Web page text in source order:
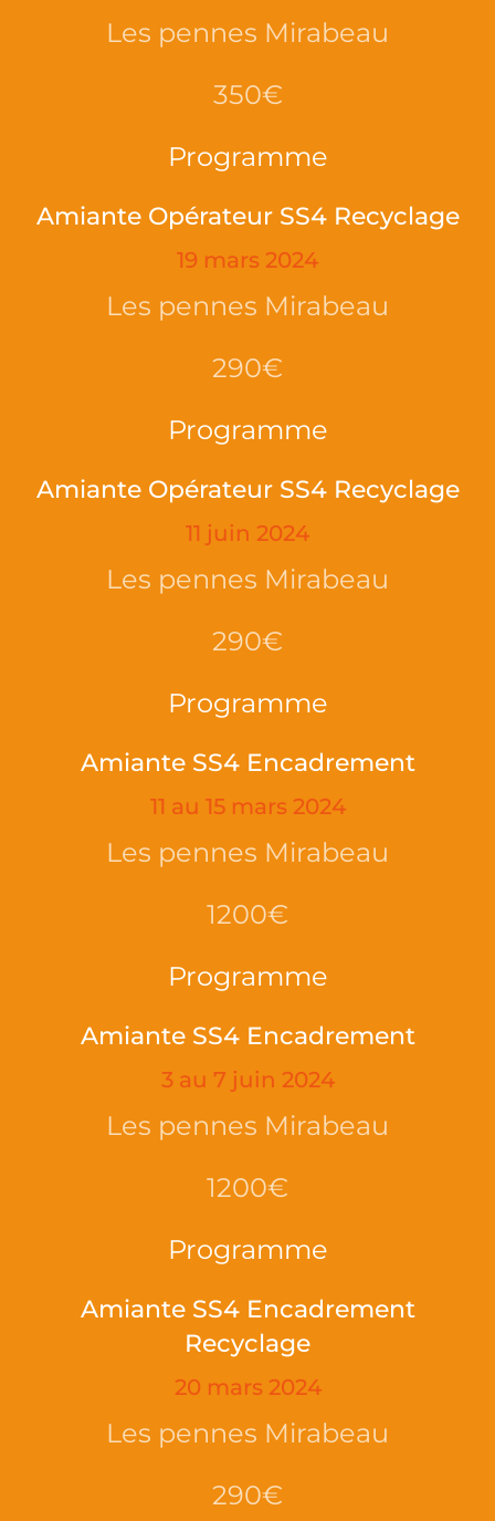
Les pennes Mirabeau
350€
Programme
Amiante Opérateur SS4 Recyclage
19 mars 2024
Les pennes Mirabeau
290€
Programme
Amiante Opérateur SS4 Recyclage
11 juin 2024
Les pennes Mirabeau
290€
Programme
Amiante SS4 Encadrement
11 au 15 mars 2024
Les pennes Mirabeau
1200€
Programme
Amiante SS4 Encadrement
3 au 7 juin 2024
Les pennes Mirabeau
1200€
Programme
Amiante SS4 Encadrement
Recyclage
20 mars 2024
Les pennes Mirabeau
290€